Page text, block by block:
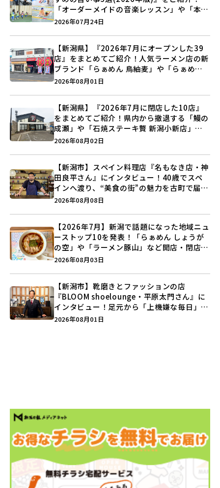
「オーダーメイドの音楽レッスン」や「本格
キックボクシング」で新しい自分を見つけよ
2026年07月24日
【新潟県】『2026年7月にオープンした39
店』をまとめてご紹介！人気ラーメン店の新
ブランド「らぁめん 鳥紬麦」や「らぁめん
しょうがの空」など盛りだくさん♪
2026年08月01日
【新潟県】『2026年7月に閉店した10店』
をまとめてご紹介！県内から撤退する「鰻の
成瀬」や「石焼ステーキ贅 新潟小新店」が
営業に幕…。
2026年08月02日
【新潟市】スペイン料理店『名もなき店・神
田良平さん』にインタビュー！40歳でスペ
インへ渡り、“美食の街”の魅力を古町で届け
る♪
2026年08月08日
【2026年7月】新潟で話題になった地域ニュ
ーストップ10を発表！「らぁめん しょうが
の空」や「ラーメン豚山」など開店・閉店の
注目記事をランキングでご紹介♪
2026年08月03日
【新潟市】靴磨きとファッションの店
『BLOOM shoelounge・平原太門さん』に
インタビュー！足元から「上機嫌な毎日」を
つくる装いの提案とは？
2026年08月01日